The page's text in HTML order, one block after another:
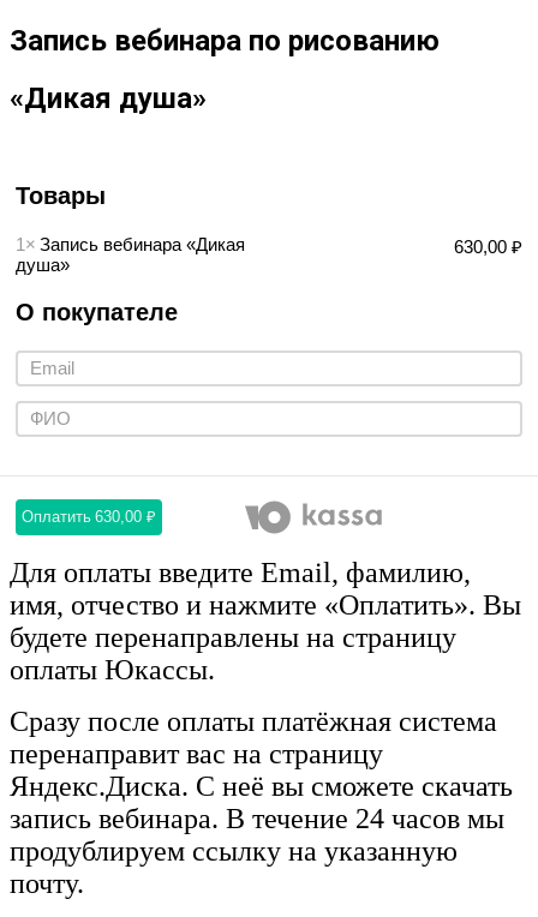
Запись вебинара по рисованию
«Дикая душа»
Товары
1× Запись вебинара «Дикая
душа»
630,00 ₽
О покупателе
Оплатить 630,00 ₽
Для оплаты введите Email, фамилию,
имя, отчество и нажмите «Оплатить». Вы
будете перенаправлены на страницу
оплаты Юкассы.
Сразу после оплаты платёжная система
перенаправит вас на страницу
Яндекс.Диска. С неё вы сможете скачать
запись вебинара. В течение 24 часов мы
продублируем ссылку на указанную
почту.